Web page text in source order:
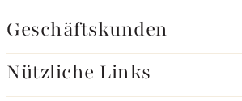
Geschäftskunden
Nützliche Links